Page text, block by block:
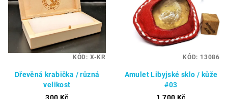
Dřevěná krabička / různá
velikost
KÓD: X-KR
Amulet Libyjské sklo / kůže
#03
KÓD: 13086